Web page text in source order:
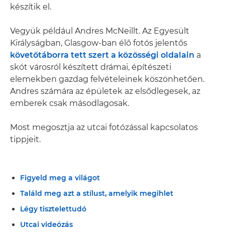
készítik el.
Vegyük például Andres McNeillt. Az Egyesült
Királyságban, Glasgow-ban élő fotós jelentős
követőtáborra tett szert a közösségi oldalain a
skót városról készített drámai, építészeti
elemekben gazdag felvételeinek köszönhetően.
Andres számára az épületek az elsődlegesek, az
emberek csak másodlagosak.
Most megosztja az utcai fotózással kapcsolatos
tippjeit.
Figyeld meg a világot
Találd meg azt a stílust, amelyik megihlet
Légy tisztelettudó
Utcai videózás